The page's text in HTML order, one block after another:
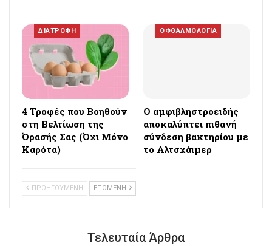
ΔΙΑΤΡΟΦΗ
4 Τροφές που Βοηθούν
στη Βελτίωση της
Όρασής Σας (Όχι Μόνο
Καρότα)
ΟΦΘΑΛΜΟΛΟΓΙΑ
Ο αμφιβληστροειδής
αποκαλύπτει πιθανή
σύνδεση βακτηρίου με
το Αλτσχάιμερ
ΠΡΟΗΓΟΥΜΕΝΗ ΕΠΟΜΕΝΗ
Τελευταία Άρθρα